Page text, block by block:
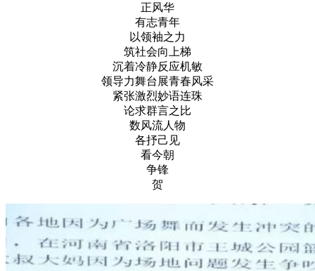
正风华
有志青年
以领袖之力
筑社会向上梯
沉着冷静反应机敏
领导力舞台展青春风采
紧张激烈妙语连珠
论求群言之比
数风流人物
各抒己见
看今朝
争锋
贺